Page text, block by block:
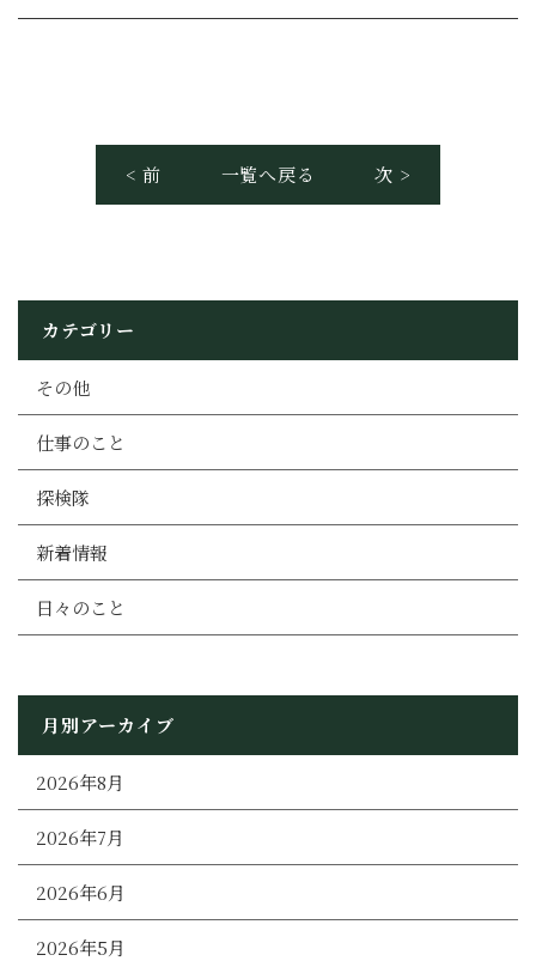
< 前 一覧へ戻る 次 >
カテゴリー
その他
仕事のこと
探検隊
新着情報
日々のこと
月別アーカイブ
2026年8月
2026年7月
2026年6月
2026年5月